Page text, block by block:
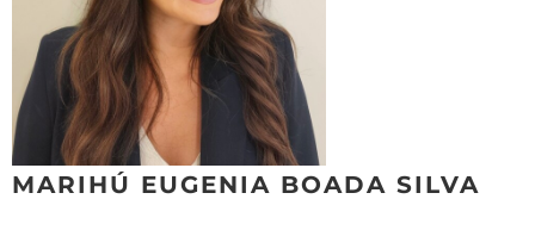
MARIHÚ EUGENIA BOADA SILVA